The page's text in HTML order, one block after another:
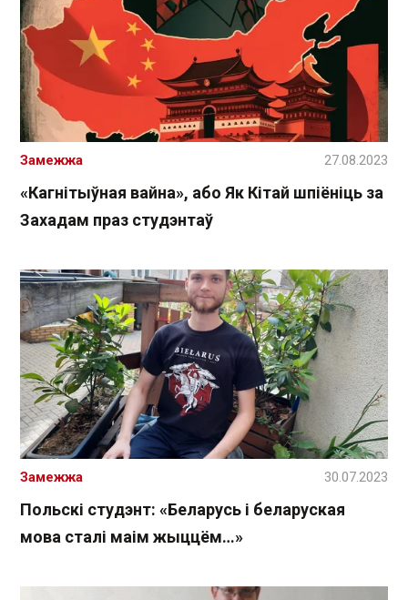
«Кагнітыўная вайна», або Як Кітай шпіёніць за
Захадам праз студэнтаў
Замежжа 27.08.2023
Польскі студэнт: «Беларусь і беларуская
мова сталі маім жыццём…»
Замежжа 30.07.2023